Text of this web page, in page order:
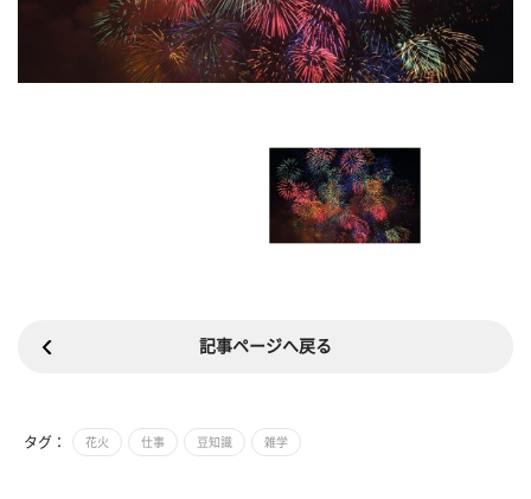
記事ページへ戻る
タグ： 花火 仕事 豆知識 雑学